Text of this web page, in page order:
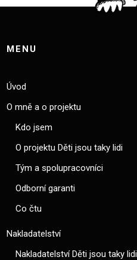
MENU
Úvod
O mně a o projektu
Kdo jsem
O projektu Děti jsou taky lidi
Tým a spolupracovníci
Odborní garanti
Co čtu
Nakladatelství
Nakladatelství Děti jsou taky lidi